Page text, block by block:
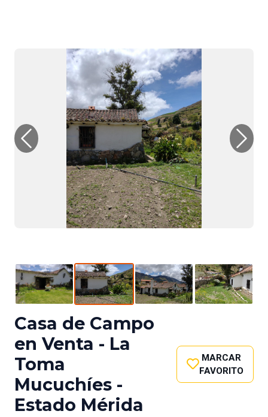
Previous Next
Casa de Campo
en Venta - La
Toma
Mucuchíes -
Estado Mérida
MARCAR
FAVORITO